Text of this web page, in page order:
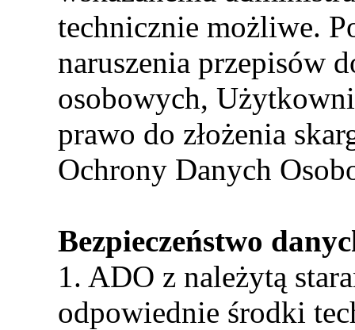
technicznie możliwe.
naruszenia przepisów
osobowych,
prawo do złożenia
Ochrony Danych
Bezpieczeństwo
1. ADO z należytą
odpowiednie środki